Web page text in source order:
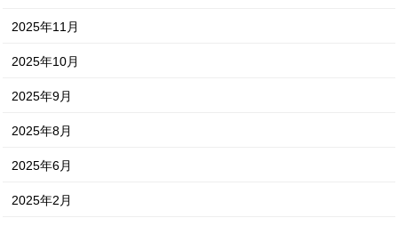
2025年11月
2025年10月
2025年9月
2025年8月
2025年6月
2025年2月